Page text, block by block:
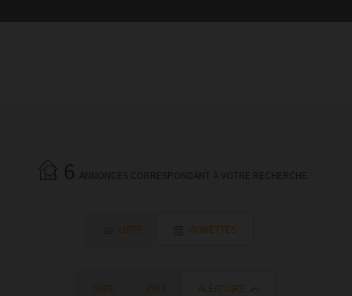
6 ANNONCES CORRESPONDANT À VOTRE RECHERCHE.
LISTE VIGNETTES
DATE PRIX ALÉATOIRE